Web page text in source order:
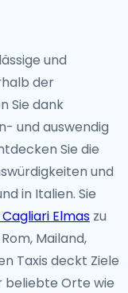
und
der
Sie dank
und auswendig
Sie die
und
in Italien. Sie
Elmas zu
Mailand,
Taxis deckt Ziele
beliebte Orte wie